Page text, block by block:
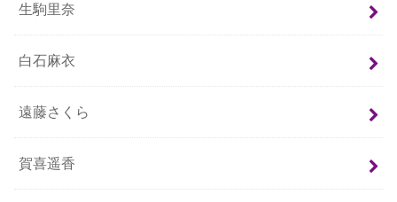
生駒里奈
白石麻衣
遠藤さくら
賀喜遥香